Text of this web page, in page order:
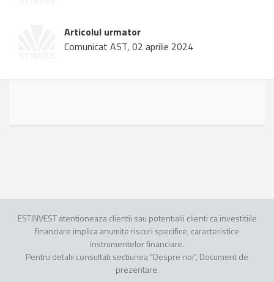
Articolul urmator
Comunicat AST, 02 aprilie 2024
ESTINVEST atentioneaza clientii sau potentialii clienti ca investitiile
financiare implica anumite riscuri specifice, caracteristice
instrumentelor financiare.
Pentru detalii consultati sectiunea "Despre noi", Document de
prezentare.